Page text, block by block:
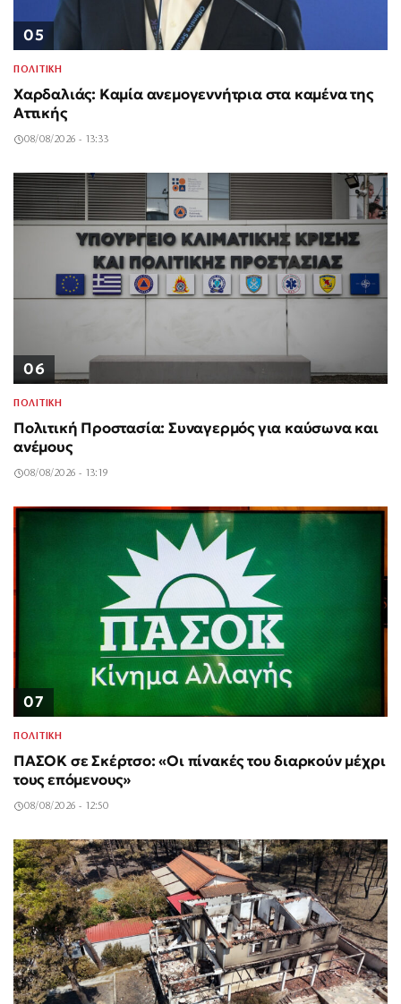
05
ΠΟΛΙΤΙΚΗ
Χαρδαλιάς: Καμία ανεμογεννήτρια στα καμένα της
Αττικής
08/08/2026 - 13:33
06
ΠΟΛΙΤΙΚΗ
Πολιτική Προστασία: Συναγερμός για καύσωνα και
ανέμους
08/08/2026 - 13:19
07
ΠΟΛΙΤΙΚΗ
ΠΑΣΟΚ σε Σκέρτσο: «Οι πίνακές του διαρκούν μέχρι
τους επόμενους»
08/08/2026 - 12:50